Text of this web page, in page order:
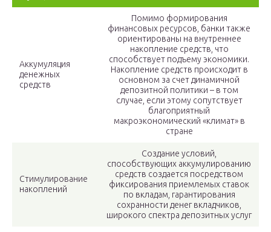
Аккумуляция
денежных
средств
Помимо формирования
финансовых ресурсов, банки также
ориентированы на внутреннее
накопление средств, что
способствует подъему экономики.
Накопление средств происходит в
основном за счет динамичной
депозитной политики – в том
случае, если этому сопутствует
благоприятный
макроэкономический «климат» в
стране
Стимулирование
накоплений
Создание условий,
способствующих аккумулированию
средств создается посредством
фиксирования приемлемых ставок
по вкладам, гарантирования
сохранности денег вкладчиков,
широкого спектра депозитных услуг